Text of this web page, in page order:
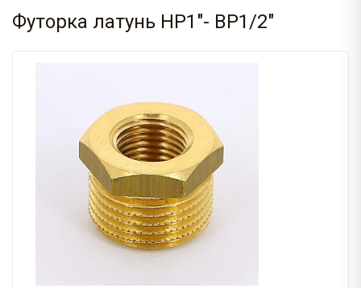
Футорка латунь НР1"- ВР1/2"